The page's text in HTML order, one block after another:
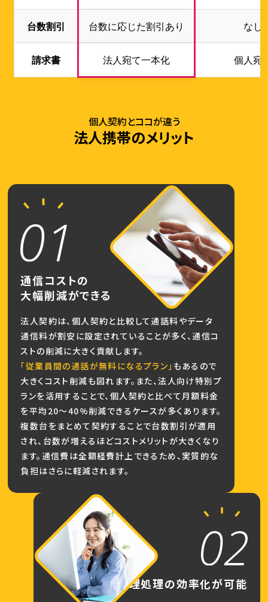
台数割引 台数に応じた割引あり なし
請求書 法人宛て一本化 個人宛
個人契約とココが違う
法人携帯のメリット
通信コストの
大幅削減ができる
法人契約は、個人契約と比較して通話料やデータ
通信料が割安に設定されていることが多く、通信コ
ストの削減に大きく貢献します。
「従業員間の通話が無料になるプラン」 もあるので
大きくコスト削減も図れます。また、法人向け特別プ
ランを活用することで、個人契約と比べて月額料金
を平均20〜40%削減できるケースが多くあります。
複数台をまとめて契約することで台数割引が適用
され、台数が増えるほどコストメリットが大きくなり
ます。通信費は全額経費計上できるため、実質的な
負担はさらに軽減されます。
経理処理の効率化が可能